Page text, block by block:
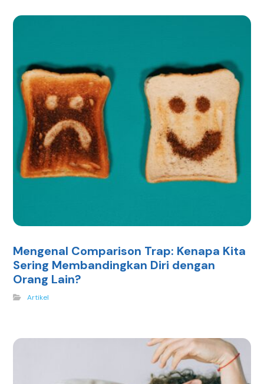
Mengenal Comparison Trap: Kenapa Kita
Sering Membandingkan Diri dengan
Orang Lain?
Artikel